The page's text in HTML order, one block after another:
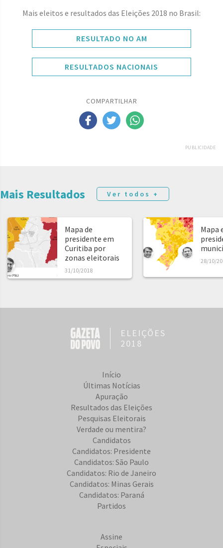
Mais eleitos e resultados das Eleições 2018 no Brasil:
RESULTADO NO AM
RESULTADOS NACIONAIS
COMPARTILHAR
PUBLICIDADE
Mais Resultados Ver todos +
Mapa de
presidente em
Curitiba por
zonas eleitorais
31/10/2018
Mapa
28/10/
ELEIÇÕES
2018
Início
Últimas Notícias
Apuração
Resultados das Eleições
Pesquisas Eleitorais
Verdade ou mentira?
Candidatos
Candidatos: Presidente
Candidatos: São Paulo
Candidatos: Rio de Janeiro
Candidatos: Minas Gerais
Candidatos: Paraná
Partidos
Assine